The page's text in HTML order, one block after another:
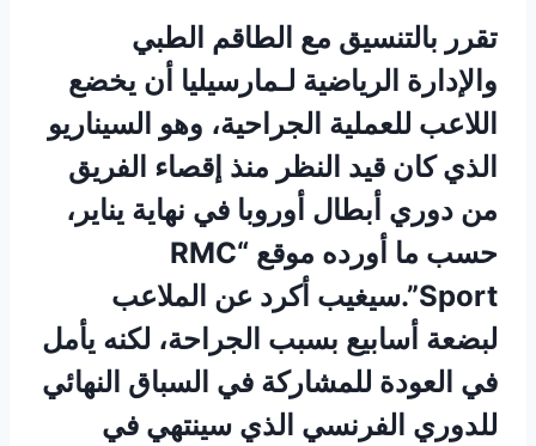
تقرر بالتنسيق مع الطاقم الطبي
والإدارة الرياضية لـمارسيليا أن يخضع
اللاعب للعملية الجراحية، وهو السيناريو
الذي كان قيد النظر منذ إقصاء الفريق
من دوري أبطال أوروبا في نهاية يناير،
حسب ما أورده موقع “RMC
Sport”.سيغيب أكرد عن الملاعب
لبضعة أسابيع بسبب الجراحة، لكنه يأمل
في العودة للمشاركة في السباق النهائي
للدوري الفرنسي الذي سينتهي في